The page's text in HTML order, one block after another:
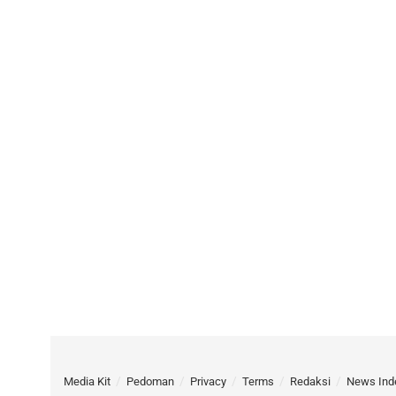
Media Kit Pedoman Privacy Terms Redaksi News